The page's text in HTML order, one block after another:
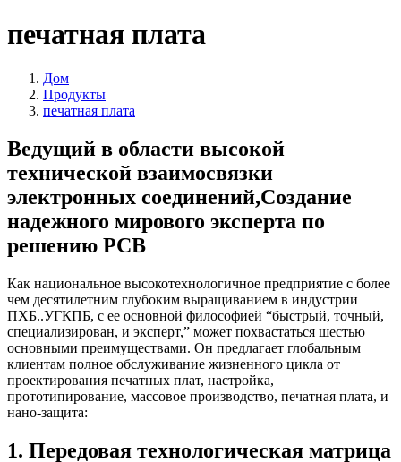
печатная плата
Дом
Продукты
печатная плата
Ведущий в области высокой
технической взаимосвязки
электронных соединений,Создание
надежного мирового эксперта по
решению PCB
Как национальное высокотехнологичное предприятие с более
чем десятилетним глубоким выращиванием в индустрии
ПХБ..УГКПБ, с ее основной философией “быстрый, точный,
специализирован, и эксперт,” может похвастаться шестью
основными преимуществами. Он предлагает глобальным
клиентам полное обслуживание жизненного цикла от
проектирования печатных плат, настройка,
прототипирование, массовое производство, печатная плата, и
нано-защита:
1. Передовая технологическая матрица